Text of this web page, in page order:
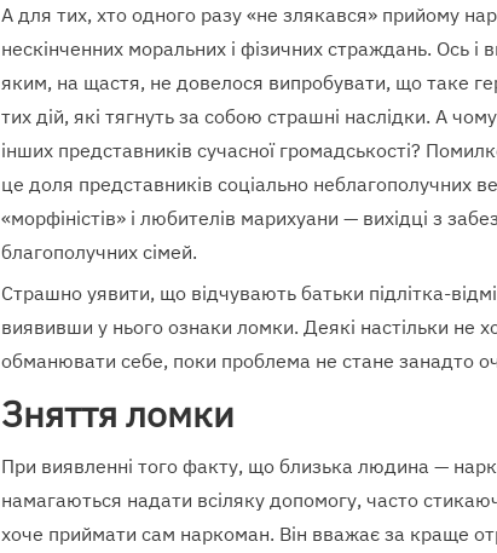
А для тих, хто одного разу «не злякався» прийому
нескінченних моральних і фізичних страждань. Ось і
яким, на щастя, не довелося випробувати, що таке
тих дій, які тягнуть за собою страшні наслідки. А
інших представників сучасної громадськості?
це доля представників соціально неблагополучних
«морфіністів» і любителів марихуани — вихідці з
благополучних сімей.
Страшно уявити, що відчувають батьки підлітка-
виявивши у нього ознаки ломки. Деякі настільки не
обманювати себе, поки проблема не стане занадто
Зняття ломки
При виявленні того факту, що близька людина —
намагаються надати всіляку допомогу, часто
хоче приймати сам наркоман. Він вважає за краще